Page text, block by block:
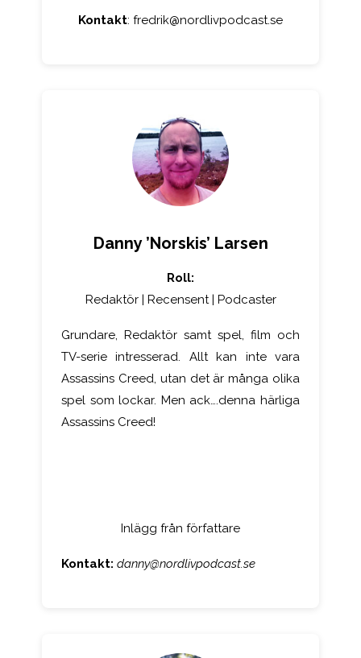
Kontakt: fredrik@nordlivpodcast.se
Danny ’Norskis’ Larsen
Roll:
Redaktör | Recensent | Podcaster
Grundare, Redaktör samt spel, film och
TV-serie intresserad. Allt kan inte vara
Assassins Creed, utan det är många olika
spel som lockar. Men ack….denna härliga
Assassins Creed!
Inlägg från författare
Kontakt: danny@nordlivpodcast.se